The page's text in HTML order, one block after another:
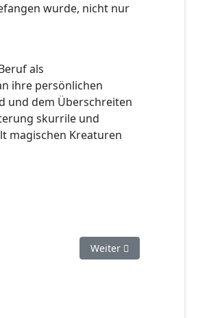
wurde, nicht nur
als
ihre persönlichen
und dem Überschreiten
skurrile und
magischen Kreaturen
Nächster Beitrag: Åsa
Weiter